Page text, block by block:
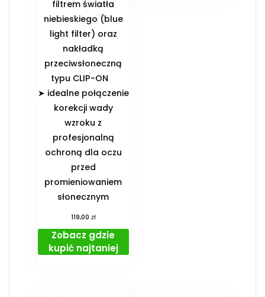
filtrem światła
niebieskiego (blue
light filter) oraz
nakładką
przeciwsłoneczną
typu CLIP-ON
➤ idealne połączenie
korekcji wady
wzroku z
profesjonalną
ochroną dla oczu
przed
promieniowaniem
słonecznym
119,00 zł
Zobacz gdzie
kupić najtaniej